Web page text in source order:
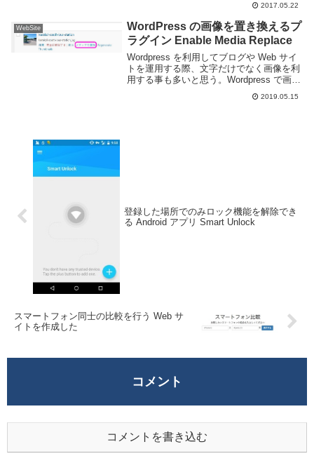
2017.05.22
WebSite
WordPress の画像を置き換えるプ
ラグイン Enable Media Replace
Wordpress を利用してブログや Web サイ
トを運用する際、文字だけでなく画像を利
用する事も多いと思う。Wordpress で画像
を扱う際に一つ気を付けたいのが「一度ア
ップロードした画像を置き換える事が出来
2019.05.15
登録した場所でのみロック機能を解除でき
る Android アプリ Smart Unlock
スマートフォン同士の比較を行う Web サ
イトを作成した
コメント
コメントを書き込む